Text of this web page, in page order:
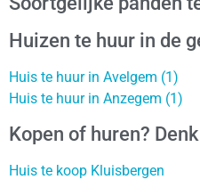
Huizen te huur in de
Huis te huur in Avelgem (1)
Huis te huur in Anzegem (1)
Kopen of huren?
Huis te koop Kluisbergen